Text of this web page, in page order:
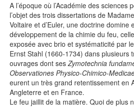
A l’époque où l’Académie des sciences
l’objet des trois dissertations de
Voltaire et d’Euler, une doctrine domine
développement de la chimie du feu,
exposée avec brio et systématicité par
Ernst Stahl (1660-1734) dans plusieurs
ouvrages dont sesZymotechnia
Observationes Physico-Chimico-
eurent un très grand retentissement en
Angleterre et en France.
Le feu jaillit de la matière. Quoi de plus